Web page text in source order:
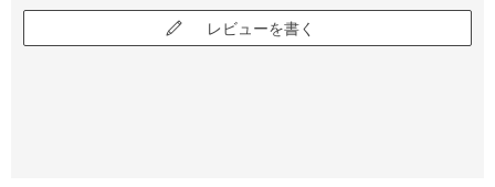
レビューを書く